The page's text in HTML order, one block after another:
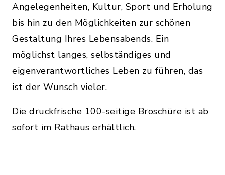
Angelegenheiten, Kultur, Sport und Erholung
bis hin zu den Möglichkeiten zur schönen
Gestaltung Ihres Lebensabends. Ein
möglichst langes, selbständiges und
eigenverantwortliches Leben zu führen, das
ist der Wunsch vieler.
Die druckfrische 100-seitige Broschüre ist ab
sofort im Rathaus erhältlich.